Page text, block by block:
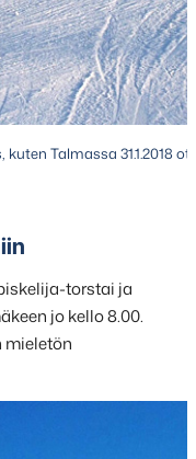
Talmassa 31.1.2018
torstai ja
jo kello 8.00.
mieletön